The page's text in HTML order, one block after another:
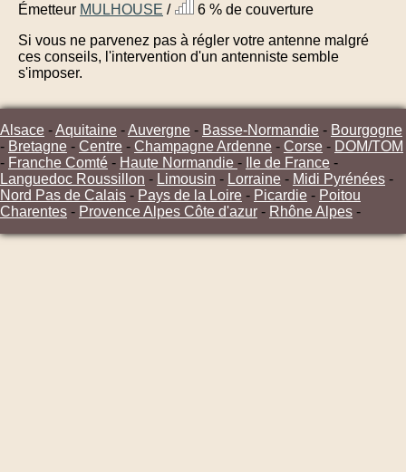
Émetteur MULHOUSE /
6 % de couverture
Si vous ne parvenez pas à régler votre antenne malgré
ces conseils, l'intervention d'un antenniste semble
s'imposer.
Alsace -Aquitaine -Auvergne - Basse-Normandie - Bourgogne
- Bretagne - Centre - Champagne Ardenne - Corse - DOM/TOM
- Franche Comté - Haute Normandie - Ile de France -
Languedoc Roussillon - Limousin - Lorraine - Midi Pyrénées -
Nord Pas de Calais - Pays de la Loire - Picardie - Poitou
Charentes - Provence Alpes Côte d'azur - Rhône Alpes -